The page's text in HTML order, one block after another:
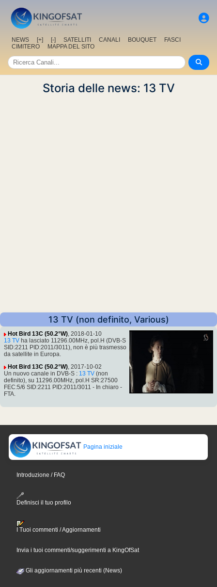
NEWS [+] [-] SATELLITI CANALI BOUQUET
FASCI
CIMITERO
MAPPA DEL SITO
Storia delle news: 13 TV
13 TV (non definito, Various)
Hot Bird 13C (50.2°W), 2018-01-10
13 TV ha lasciato 11296.00MHz, pol.H (DVB-S
SID:2211 PID:2011/3011), non è più trasmesso
da satellite in Europa.
Hot Bird 13C (50.2°W), 2017-10-02
Un nuovo canale in DVB-S : 13 TV (non
definito), su 11296.00MHz, pol.H SR:27500
FEC:5/6 SID:2211 PID:2011/3011 - In chiaro -
FTA.
Pagina iniziale
Introduzione / FAQ
Definisci il tuo profilo
I Tuoi commenti / Aggiornamenti
Invia i tuoi commenti/suggerimenti a KingOfSat
Gli aggiornamenti più recenti (News)